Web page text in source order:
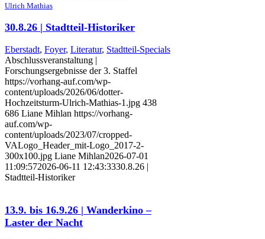
Ulrich Mathias
30.8.26 | Stadtteil-Historiker
Eberstadt, Foyer, Literatur, Stadtteil-Specials
Abschlussveranstaltung |
Forschungsergebnisse der 3. Staffel
https://vorhang-auf.com/wp-
content/uploads/2026/06/dotter-
Hochzeitsturm-Ulrich-Mathias-1.jpg 438
686 Liane Mihlan https://vorhang-
auf.com/wp-
content/uploads/2023/07/cropped-
VALogo_Header_mit-Logo_2017-2-
300x100.jpg Liane Mihlan2026-07-01
11:09:572026-06-11 12:43:3330.8.26 |
Stadtteil-Historiker
13.9. bis 16.9.26 | Wanderkino –
Laster der Nacht